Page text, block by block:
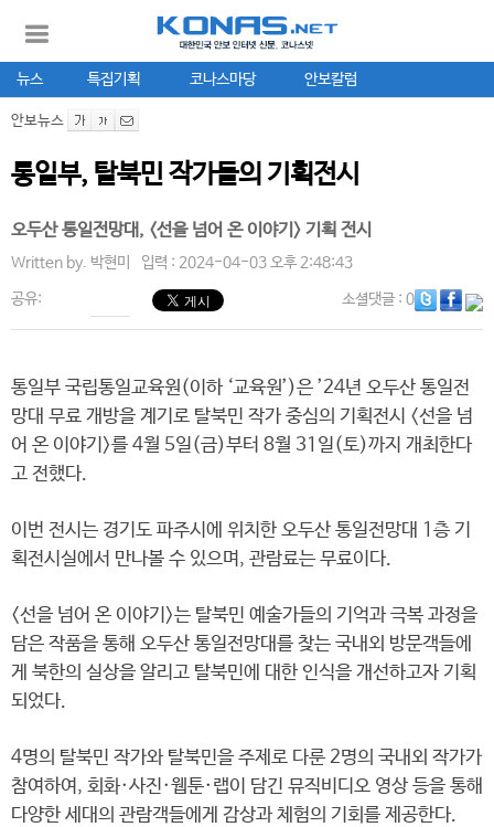
뉴스 특집기획 코나스마당 안보칼럼
안보뉴스
통일부, 탈북민 작가들의 기획전시
오두산 통일전망대, <선을 넘어 온 이야기> 기획 전시
Written by. 박현미 입력 : 2024-04-03 오후 2:48:43
공유: 소셜댓글: 0
통일부 국립통일교육원(이하 ‘교육원’)은 ’24년 오두산 통일전
망대 무료 개방을 계기로 탈북민 작가 중심의 기획전시 <선을 넘
어 온 이야기>를 4월 5일(금)부터 8월 31일(토)까지 개최한다
고 전했다.
이번 전시는 경기도 파주시에 위치한 오두산 통일전망대 1층 기
획전시실에서 만나볼 수 있으며, 관람료는 무료이다.
<선을 넘어 온 이야기>는 탈북민 예술가들의 기억과 극복 과정을
담은 작품을 통해 오두산 통일전망대를 찾는 국내외 방문객들에
게 북한의 실상을 알리고 탈북민에 대한 인식을 개선하고자 기획
되었다.
4명의 탈북민 작가와 탈북민을 주제로 다룬 2명의 국내외 작가가
참여하여, 회화·사진·웹툰·랩이 담긴 뮤직비디오 영상 등을 통해
다양한 세대의 관람객들에게 감상과 체험의 기회를 제공한다.